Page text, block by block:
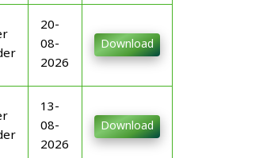
20-
08-
2026
Download
13-
08-
2026
Download